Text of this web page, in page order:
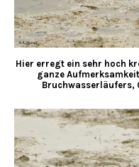
Hier erregt ein sehr hoch
ganze
Bruchwasserläufers,